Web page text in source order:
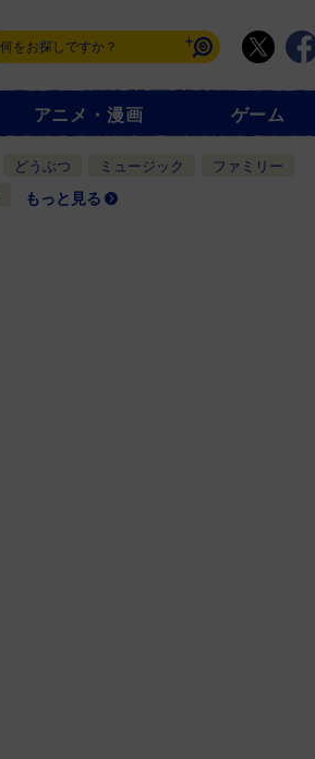
アニメ・漫画 ゲーム
どうぶつ ミュージック
ファミリー
もっと見る